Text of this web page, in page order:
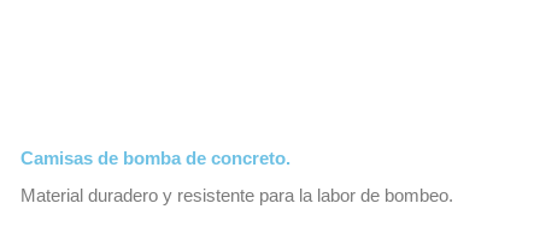
Camisas de bomba de concreto.
Material duradero y resistente para la labor de bombeo.